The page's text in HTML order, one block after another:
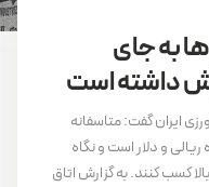
به جای
ایران گفت: متاسفانه
ریالی و دلار است و نگاه
کسب کنند. به گزارش اتاق